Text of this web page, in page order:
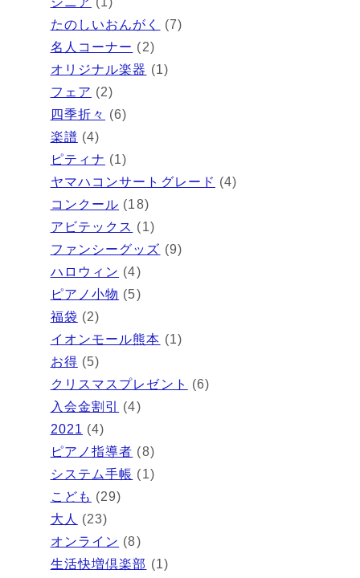
たのしいおんがく
(7)
名人コーナー (2)
オリジナル楽器 (1)
フェア (2)
四季折々 (6)
楽譜 (4)
ピティナ (1)
ヤマハコンサートグレード (4)
コンクール (18)
アビテックス (1)
ファンシーグッズ (9)
ハロウィン (4)
ピアノ小物 (5)
福袋 (2)
イオンモール熊本 (1)
お得 (5)
クリスマスプレゼント
(6)
入会金割引
(4)
2021 (4)
ピアノ指導者 (8)
システム手帳 (1)
こども (29)
大人
(23)
オンライン (8)
生活快増倶楽部 (1)